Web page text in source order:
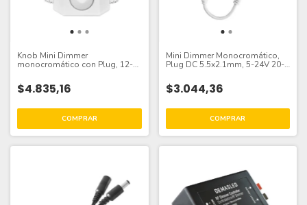
Knob Mini Dimmer
monocromático con Plug, 12-
$4.835,16
Mini Dimmer Monocromático,
Plug DC 5.5x2.1mm, 5-24V 20-
$3.044,36